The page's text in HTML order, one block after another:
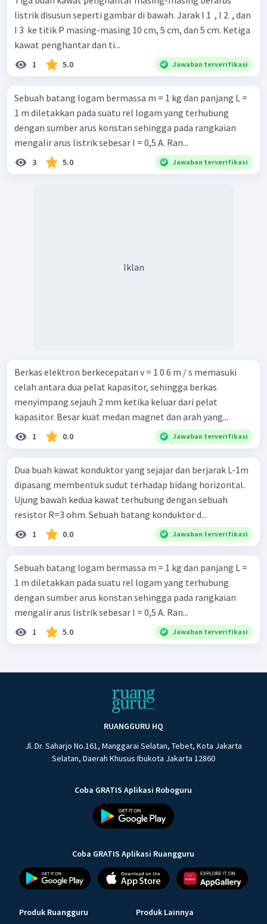
listrik disusun seperti gambar di bawah. Jarak I 1 ​ , I 2 ​ , dan
I 3 ​ ke titik P masing-masing 10 cm, 5 cm, dan 5 cm. Ketiga
kawat penghantar dan ti...
1 5.0 Jawaban terverifikasi
Sebuah batang logam bermassa m = 1 kg dan panjang L =
1 m diletakkan pada suatu rel logam yang terhubung
dengan sumber arus konstan sehingga pada rangkaian
mengalir arus listrik sebesar I = 0,5 A. Ran...
3 5.0 Jawaban terverifikasi
Iklan
Berkas elektron berkecepatan v = 1 0 6 m / s memasuki
celah antara dua pelat kapasitor, sehingga berkas
menyimpang sejauh 2 mm ketika keluar dari pelat
kapasitor. Besar kuat medan magnet dan arah yang...
1 0.0 Jawaban terverifikasi
Dua buah kawat konduktor yang sejajar dan berjarak L-1m
dipasang membentuk sudut terhadap bidang horizontal.
Ujung bawah kedua kawat terhubung dengan sebuah
resistor R=3 ohm. Sebuah batang konduktor d...
1 0.0 Jawaban terverifikasi
Sebuah batang logam bermassa m = 1 kg dan panjang L =
1 m diletakkan pada suatu rel logam yang terhubung
dengan sumber arus konstan sehingga pada rangkaian
mengalir arus listrik sebesar I = 0,5 A. Ran...
1 5.0 Jawaban terverifikasi
RUANGGURU HQ
Jl. Dr. Saharjo No.161, Manggarai Selatan, Tebet, Kota Jakarta
Selatan, Daerah Khusus Ibukota Jakarta 12860
Coba GRATIS Aplikasi Roboguru
Coba GRATIS Aplikasi Ruangguru
Produk Ruangguru Produk Lainnya